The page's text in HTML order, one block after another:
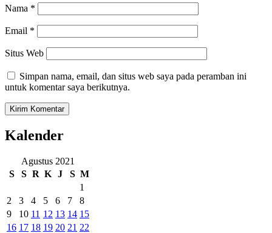
Nama *
Email *
Situs Web
Simpan nama, email, dan situs web saya pada peramban ini
untuk komentar saya berikutnya.
Kalender
Agustus 2021
S
S R K J S M
1
2
3 4 5 6 7
8
9
10 11 12 13 14 15
16 17 18 19 20 21 22